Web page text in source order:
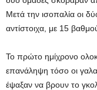
Μετά την ισοπαλία οι
αντίστοιχα, με 15
Το πρώτο ημίχρονο
επανάληψη τόσο οι
έψαξαν να βρουν το